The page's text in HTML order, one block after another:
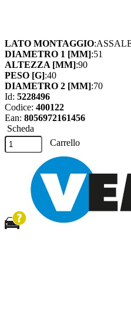
LATO MONTAGGIO
DIAMETRO 1 [MM]:51
ALTEZZA [MM]:90
PESO [G]:40
DIAMETRO 2 [MM]:70
Id: 5228496
Codice: 400122
Ean: 8056972161456
Scheda
Carrello